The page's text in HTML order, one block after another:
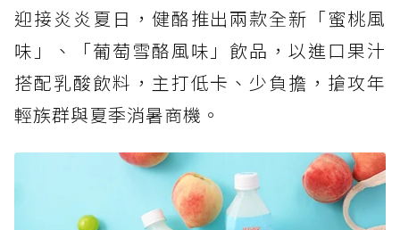
迎接炎炎夏日，健酪推出兩款全新「蜜桃風
味」、「葡萄雪酪風味」飲品，以進口果汁
搭配乳酸飲料，主打低卡、少負擔，搶攻年
輕族群與夏季消暑商機。